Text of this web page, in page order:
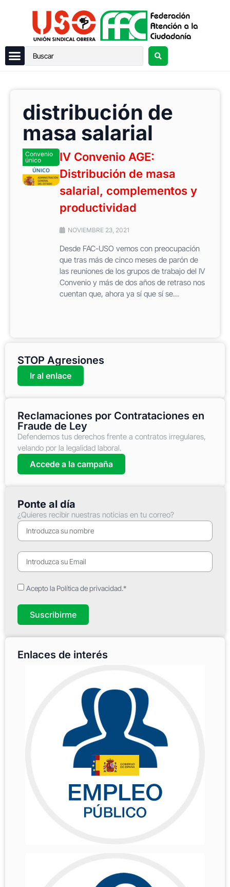
distribución de
masa salarial
Convenio
único
IV Convenio AGE:
Distribución de masa
salarial, complementos y
productividad
NOVIEMBRE 23, 2021
Desde FAC-USO vemos con preocupación
que tras más de cinco meses de parón de
las reuniones de los grupos de trabajo del IV
Convenio y más de dos años de retraso nos
cuentan que, ahora ya sí que sí se...
STOP Agresiones
Ir al enlace
Reclamaciones por Contrataciones en
Fraude de Ley
Defendemos tus derechos frente a contratos irregulares,
velando por la legalidad laboral.
Accede a la campaña
Ponte al día
¿Quieres recibir nuestras noticias en tu correo?
Acepto la Política de privacidad.*
Suscribirme
Enlaces de interés